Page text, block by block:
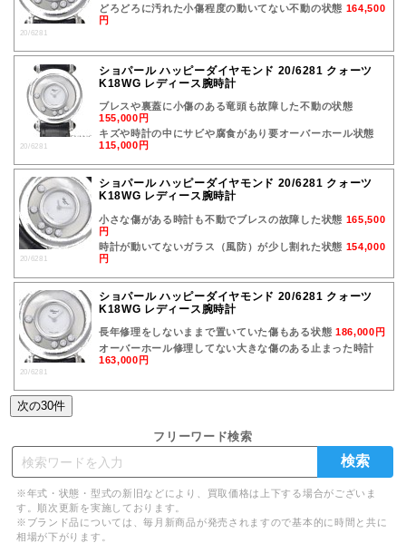
20/6281
どろどろに汚れた小傷程度の動いてない不動の状態 164,500
円
20/6281
ショパール ハッピーダイヤモンド 20/6281 クォーツ
K18WG レディース腕時計
ブレスや裏蓋に小傷のある竜頭も故障した不動の状態
155,000円
キズや時計の中にサビや腐食があり要オーバーホール状態
115,000円
20/6281
ショパール ハッピーダイヤモンド 20/6281 クォーツ
K18WG レディース腕時計
小さな傷がある時計も不動でブレスの故障した状態 165,500
円
時計が動いてないガラス（風防）が少し割れた状態 154,000
円
20/6281
ショパール ハッピーダイヤモンド 20/6281 クォーツ
K18WG レディース腕時計
長年修理をしないままで置いていた傷もある状態 186,000円
オーバーホール修理してない大きな傷のある止まった時計
163,000円
フリーワード検索
※年式・状態・型式の新旧などにより、買取価格は上下する場合がございま
す。順次更新を実施しております。
※ブランド品については、毎月新商品が発売されますので基本的に時間と共に
相場が下がります。